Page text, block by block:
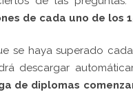
de cada uno de los
se haya superado
descargar
de diplomas